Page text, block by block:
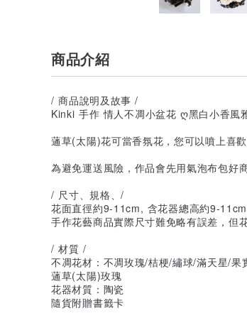
商品介紹
/ 商品說明及故事 /
Kinki 手作 情人不凋小盆花 ღ黑白小香風
蓪草(太陽)花可當香氛花，您可以噴上喜
為避免運送風險，作品會先用氣泡布包好
/ 尺寸、規格、/
花面直徑約9-11cm, 含花器總高約9-11cm
手作花藝商品實際尺寸難免略有誤差，但
/ 材質 /
不凋花材：不凋玫瑰/桔梗/繡球/滿天星/果
蓪草(太陽)玫瑰
花器材質：陶瓷
隨貨附贈書籤卡